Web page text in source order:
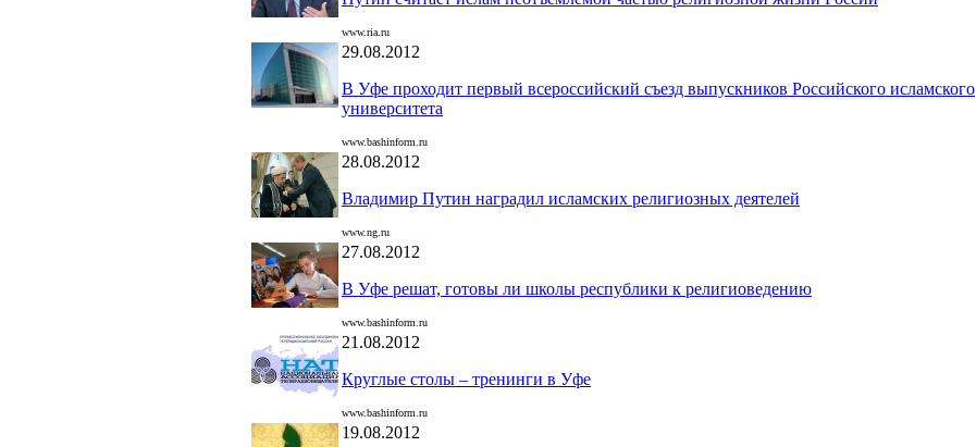
www.ria.ru
29.08.2012
В Уфе проходит первый всероссийский съезд выпускников Российского исламского
университета
www.bashinform.ru
28.08.2012
Владимир Путин наградил исламских религиозных деятелей
www.ng.ru
27.08.2012
В Уфе решат, готовы ли школы республики к религиоведению
www.bashinform.ru
21.08.2012
Круглые столы – тренинги в Уфе
www.bashinform.ru
19.08.2012